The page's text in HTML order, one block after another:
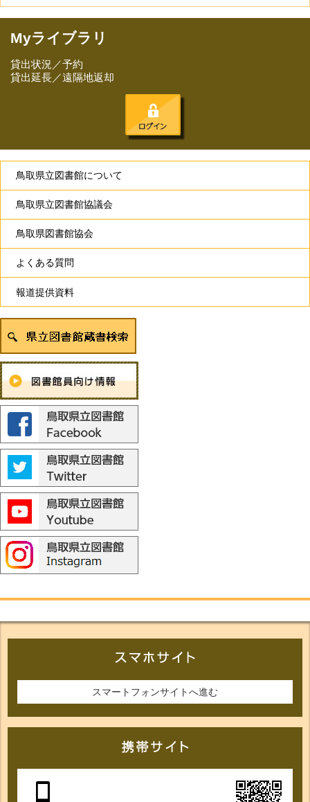
Myライブラリ
貸出状況／予約
貸出延長／遠隔地返却
鳥取県立図書館について
鳥取県立図書館協議会
鳥取県図書館協会
よくある質問
報道提供資料
スマートフォンサイトへ進む